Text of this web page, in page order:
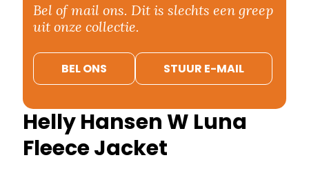
Bel of mail ons. Dit is slechts een greep
uit onze collectie.
BEL ONS STUUR E-MAIL
Helly Hansen W Luna
Fleece Jacket